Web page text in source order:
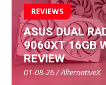
REVIEWS
ASUS DUAL
9060XT 16GB
REVIEW
01-08-26 / AlternativeX